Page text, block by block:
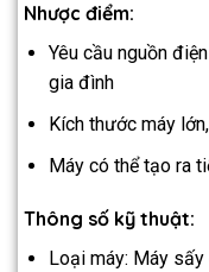
Nhược điểm:
Yêu cầu nguồn
gia đình
Kích thước máy
Máy có thể tạo ra
Thông số kỹ thuật:
Loại máy: Máy